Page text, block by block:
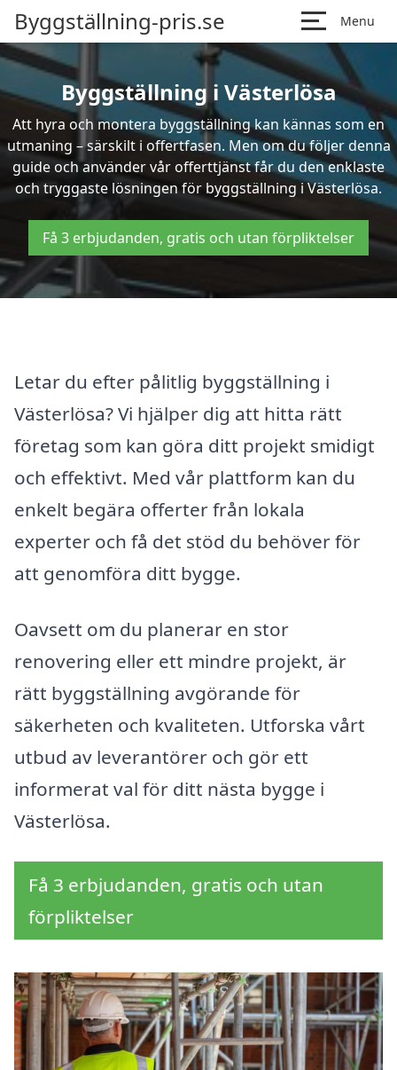
Byggställning-pris.se Menu
Byggställning i Västerlösa
Att hyra och montera byggställning kan kännas som en
utmaning – särskilt i offertfasen. Men om du följer denna
guide och använder vår offerttjänst får du den enklaste
och tryggaste lösningen för byggställning i Västerlösa.
Få 3 erbjudanden, gratis och utan förpliktelser
Letar du efter pålitlig byggställning i
Västerlösa? Vi hjälper dig att hitta rätt
företag som kan göra ditt projekt smidigt
och effektivt. Med vår plattform kan du
enkelt begära offerter från lokala
experter och få det stöd du behöver för
att genomföra ditt bygge.
Oavsett om du planerar en stor
renovering eller ett mindre projekt, är
rätt byggställning avgörande för
säkerheten och kvaliteten. Utforska vårt
utbud av leverantörer och gör ett
informerat val för ditt nästa bygge i
Västerlösa.
Få 3 erbjudanden, gratis och utan
förpliktelser